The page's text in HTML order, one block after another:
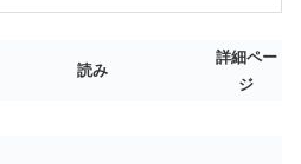
読み
詳細ペー
ジ